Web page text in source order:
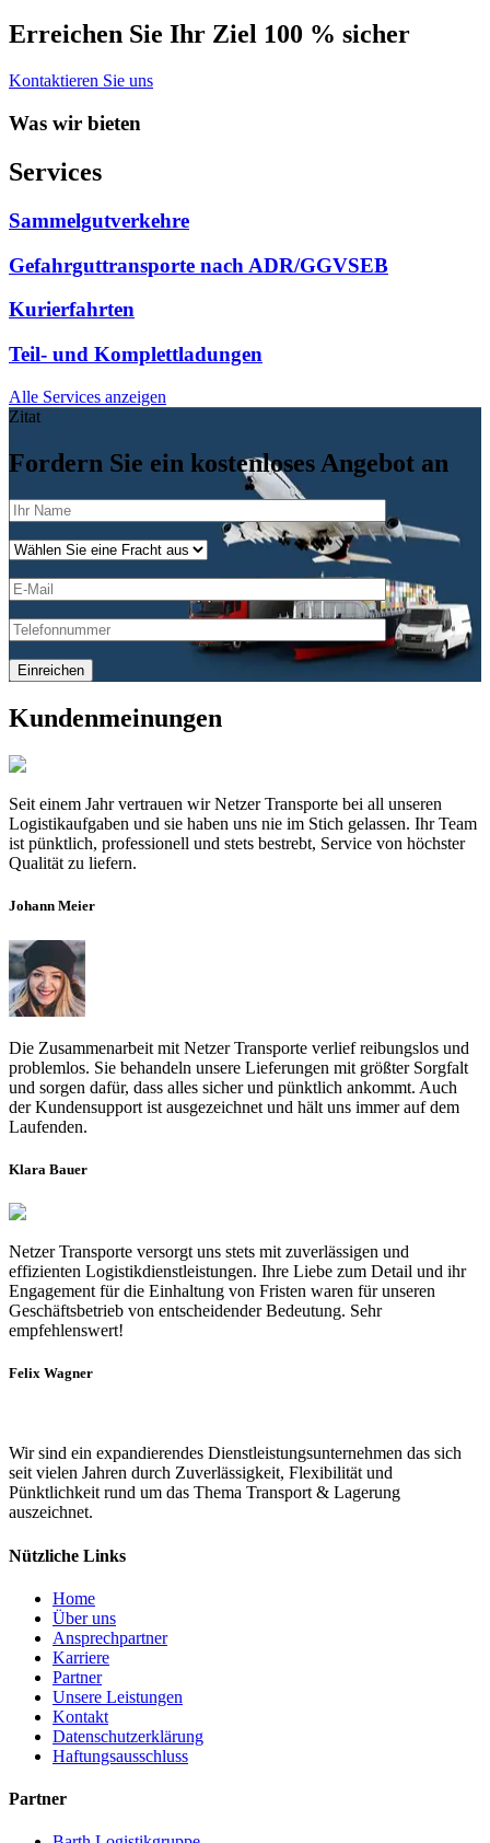
Erreichen Sie Ihr Ziel 100 % sicher
Kontaktieren Sie uns
Was wir bieten
Services
Sammelgutverkehre
Gefahrguttransporte nach ADR/GGVSEB
Kurierfahrten
Teil- und Komplettladungen
Alle Services anzeigen
Zitat
Fordern Sie ein kostenloses Angebot an
Kundenmeinungen
Seit einem Jahr vertrauen wir Netzer Transporte bei all unseren
Logistikaufgaben und sie haben uns nie im Stich gelassen. Ihr Team
ist pünktlich, professionell und stets bestrebt, Service von höchster
Qualität zu liefern.
Johann Meier
Die Zusammenarbeit mit Netzer Transporte verlief reibungslos und
problemlos. Sie behandeln unsere Lieferungen mit größter Sorgfalt
und sorgen dafür, dass alles sicher und pünktlich ankommt. Auch
der Kundensupport ist ausgezeichnet und hält uns immer auf dem
Laufenden.
Klara Bauer
Netzer Transporte versorgt uns stets mit zuverlässigen und
effizienten Logistikdienstleistungen. Ihre Liebe zum Detail und ihr
Engagement für die Einhaltung von Fristen waren für unseren
Geschäftsbetrieb von entscheidender Bedeutung. Sehr
empfehlenswert!
Felix Wagner
Wir sind ein expandierendes Dienstleistungsunternehmen das sich
seit vielen Jahren durch Zuverlässigkeit, Flexibilität und
Pünktlichkeit rund um das Thema Transport & Lagerung
auszeichnet.
Nützliche Links
Home
Über uns
Ansprechpartner
Karriere
Partner
Unsere Leistungen
Kontakt
Datenschutzerklärung
Haftungsausschluss
Partner